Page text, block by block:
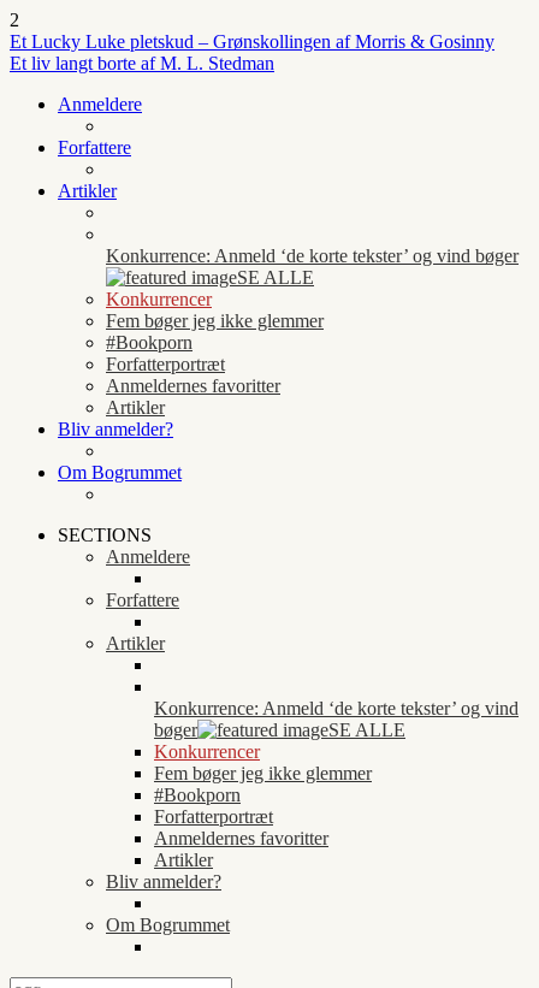
2
Et Lucky Luke pletskud – Grønskollingen af Morris & Gosinny
Et liv langt borte af M. L. Stedman
Anmeldere
Forfattere
Artikler
Konkurrence: Anmeld ‘de korte tekster’ og vind bøger
SE ALLE
Konkurrencer
Fem bøger jeg ikke glemmer
#Bookporn
Forfatterportræt
Anmeldernes favoritter
Artikler
Bliv anmelder?
Om Bogrummet
SECTIONS
Anmeldere
Forfattere
Artikler
Konkurrence: Anmeld ‘de korte tekster’ og vind
bøger
SE ALLE
Konkurrencer
Fem bøger jeg ikke glemmer
#Bookporn
Forfatterportræt
Anmeldernes favoritter
Artikler
Bliv anmelder?
Om Bogrummet